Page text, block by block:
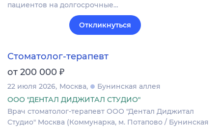
пациентов на долгосрочные…
Откликнуться
Стоматолог-терапевт
от 200 000 ₽
22 июля 2026 Москва
Бунинская аллея
ООО "ДЕНТАЛ ДИДЖИТАЛ СТУДИО"
Врач стоматолог-терапевт ООО "Дентал Диджитал
Студио" Москва (Коммунарка, м. Потапово / Бунинская